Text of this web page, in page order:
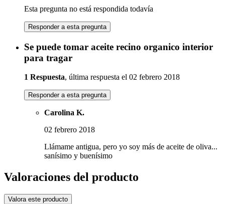
Esta pregunta no está respondida todavía
Responder a esta pregunta
Se puede tomar aceite recino organico interior
para tragar
1 Respuesta, última respuesta el 02 febrero 2018
Responder a esta pregunta
Carolina K.
02 febrero 2018
Llámame antigua, pero yo soy más de aceite de oliva...
sanísimo y buenísimo
Valoraciones del producto
Valora este producto